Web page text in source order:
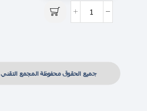
جميع الحقوق محفوظة المجمع التقني 2026